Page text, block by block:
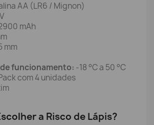
AA (LR6 / Mignon)
mAh
mm
funcionamento: -18 °C a 50 °C
com 4 unidades
a Risco de Lápis?